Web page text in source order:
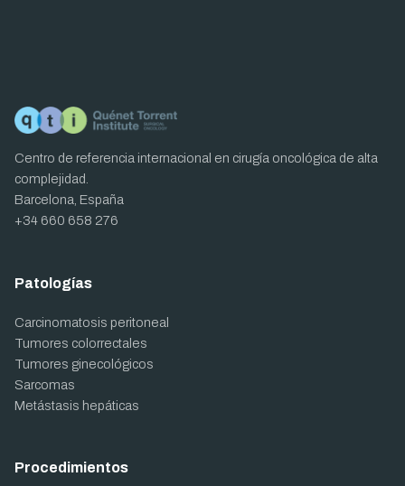
Centro de referencia internacional en cirugía oncológica de alta
complejidad.
Barcelona, España
+34 660 658 276
Patologías
Carcinomatosis peritoneal
Tumores colorrectales
Tumores ginecológicos
Sarcomas
Metástasis hepáticas
Procedimientos